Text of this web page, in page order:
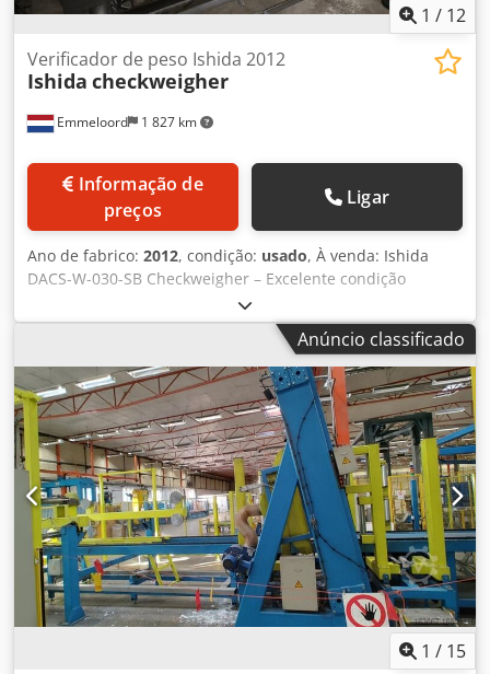
1 / 12
Emmeloord 1 827 km
Verificador de peso Ishida 2012
Ishida checkweigher
preços
Ligar
Ano de fabrico: 2012, condição: usado, À venda: Ishida
DACS-W-030-SB Checkweigher – Excelente condição
Estamos oferecendo um Ishida DACS-W-030-SB
Checkweigher de alta qualidade para venda, projetado
para controle de peso eficiente e preciso em uma
variedade de ambientes de produção. Este checkweigher
está em excelentes condições, cuidadosamente
conservado e pronto para uso. Principais recursos: -
Dimensões da plataforma de pesagem: 530 mm x 300 mm
- Sistema de rejeição automática: garante classificação e
remoção precisas de produtos fora das especificações -
Marca: Ishida – conhecida por suas soluções de pesagem
confiáveis e duráveis - Modelo: DACS-W-030-SB – Um
modelo de ponta para desempenho ideal - Facilidade de
integração: pode ser facilmente integrado à sua linha de
produção existente - Precisão e confiabilidade: ideal para
aplicações alimentícias, farmacêuticas ou industriais
Esteja você procurando atualizar seus processos de
controle de qualidade ou melhorar a eficiência geral da
Anúncio classificado
1 / 15